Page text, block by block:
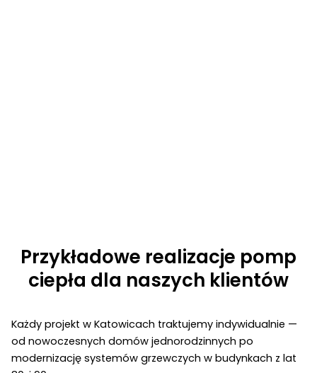
Przykładowe realizacje pomp
ciepła dla naszych klientów
Każdy projekt w Katowicach traktujemy indywidualnie —
od nowoczesnych domów jednorodzinnych po
modernizację systemów grzewczych w budynkach z lat